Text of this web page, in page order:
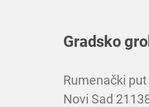
Gradsko
Rumenački put
Novi Sad